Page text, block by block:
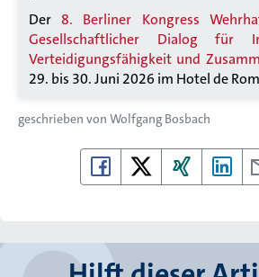
Der8. Berliner Kongress
Gesellschaftlicher Dialog für
Verteidigungsfähigkeit und
29. bis 30. Juni 2026 im Hotel de
geschrieben von Wolfgang Bosbach